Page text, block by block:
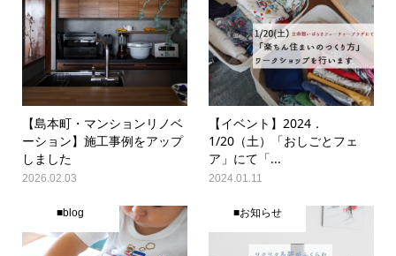
【島本町・マンションリノベ
ーション】施工事例をアップ
しました
2026.02.03
【イベント】2024．
1/20（土）「おしごとフェ
ア」にて「...
2024.01.11
■blog ■お知らせ